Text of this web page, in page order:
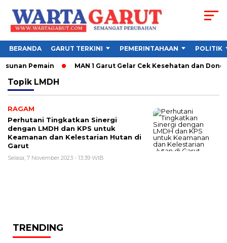
BERANDA GARUT TERKINI PEMERINTAHAAN POLITIK
Pemain MAN 1 Garut Gelar Cek Kesehatan dan Donor
Topik LMDH
RAGAM
Perhutani Tingkatkan Sinergi
dengan LMDH dan KPS untuk
Keamanan dan Kelestarian Hutan di
Garut
Selasa, 7 November 2023 - 13:39 WIB
TRENDING